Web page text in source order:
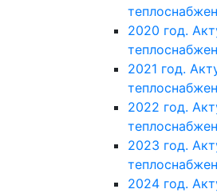
2020 год.
2021 год.
2022 год.
2023 год.
2024 год.